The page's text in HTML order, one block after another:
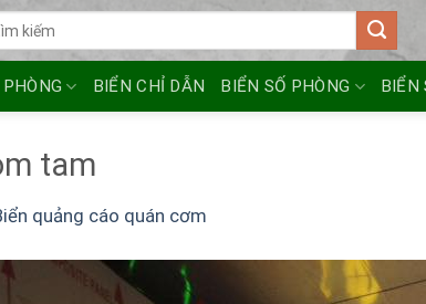
BIỂN CHỈ DẪN BIỂN SỐ PHÒNG BIỂN
tam
quảng cáo quán cơm